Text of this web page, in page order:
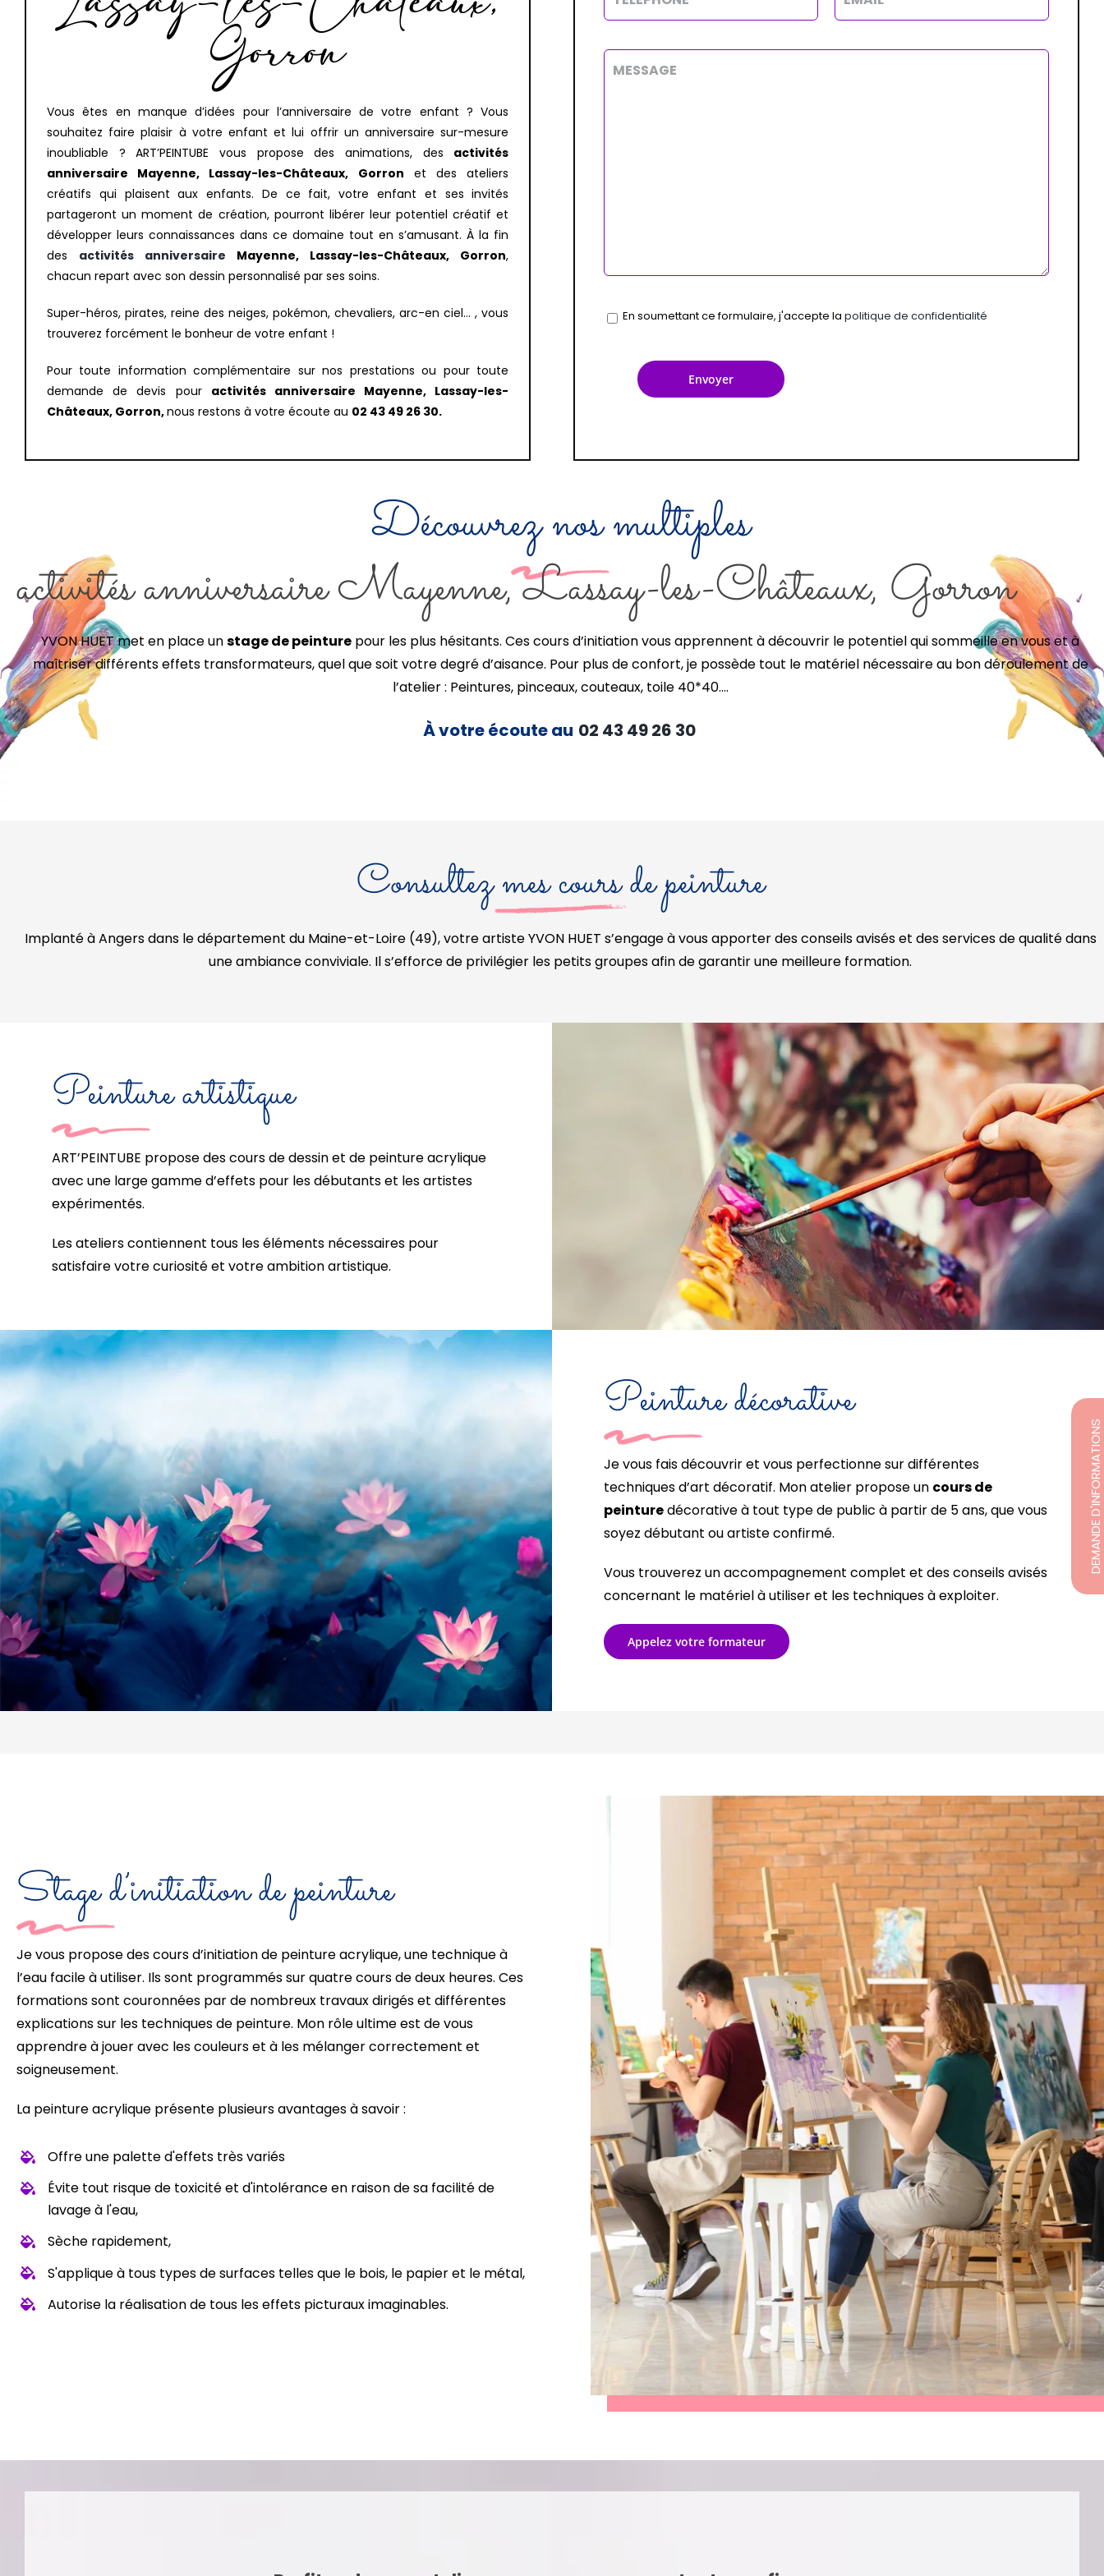
Gorron
Vous êtes en manque d’idées pour l’anniversaire de votre enfant ? Vous
souhaitez faire plaisir à votre enfant et lui offrir un anniversaire sur-mesure
inoubliable ? ART’PEINTUBE vous propose des animations, des activités
anniversaire Mayenne, Lassay-les-Châteaux, Gorron et des ateliers
créatifs qui plaisent aux enfants. De ce fait, votre enfant et ses invités
partageront un moment de création, pourront libérer leur potentiel créatif et
développer leurs connaissances dans ce domaine tout en s’amusant. À la fin
des activités anniversaire Mayenne, Lassay-les-Châteaux, Gorron,
chacun repart avec son dessin personnalisé par ses soins.
Super-héros, pirates, reine des neiges, pokémon, chevaliers, arc-en ciel… , vous
trouverez forcément le bonheur de votre enfant !
Pour toute information complémentaire sur nos prestations ou pour toute
demande de devis pour activités anniversaire Mayenne, Lassay-les-
Châteaux, Gorron,nous restons à votre écoute au 02 43 49 26 30.
En soumettant ce formulaire, j'accepte la politique de confidentialité
Découvrez nos multiples
activités anniversaire Mayenne, Lassay-les-Châteaux, Gorron
YVON HUET met en place unstage de peinture pour les plus hésitants. Ces cours d’initiation vous apprennent à découvrir le potentiel qui sommeille en vous et à
maîtriser différents effets transformateurs, quel que soit votre degré d’aisance. Pour plus de confort, je possède tout le matériel nécessaire au bon déroulement de
l’atelier : Peintures, pinceaux, couteaux, toile 40*40….
À votre écoute au 02 43 49 26 30
Consultez mes cours de peinture
Implanté à Angers dans le département du Maine-et-Loire (49), votre artiste YVON HUET s’engage à vous apporter des conseils avisés et des services de qualité dans
une ambiance conviviale. Il s’efforce de privilégier les petits groupes afin de garantir une meilleure formation.
Peinture artistique
ART’PEINTUBE propose des cours de dessin et de peinture acrylique
avec une large gamme d’effets pour les débutants et les artistes
expérimentés.
Les ateliers contiennent tous les éléments nécessaires pour
satisfaire votre curiosité et votre ambition artistique.
Peinture décorative
Je vous fais découvrir et vous perfectionne sur différentes
techniques d’art décoratif. Mon atelier propose un cours de
peinturedécorative à tout type de public à partir de 5 ans, que vous
soyez débutant ou artiste confirmé.
Vous trouverez un accompagnement complet et des conseils avisés
concernant le matériel à utiliser et les techniques à exploiter.
Appelez votre formateur
Stage d’initiation de peinture
Je vous propose des cours d’initiation de peinture acrylique, une technique à
l’eau facile à utiliser. Ils sont programmés sur quatre cours de deux heures. Ces
formations sont couronnées par de nombreux travaux dirigés et différentes
explications sur les techniques de peinture. Mon rôle ultime est de vous
apprendre à jouer avec les couleurs et à les mélanger correctement et
soigneusement.
La peinture acrylique présente plusieurs avantages à savoir :
Offre une palette d'effets très variés
Évite tout risque de toxicité et d'intolérance en raison de sa facilité de
lavage à l'eau,
Sèche rapidement,
S'applique à tous types de surfaces telles que le bois, le papier et le métal,
Autorise la réalisation de tous les effets picturaux imaginables.
DEMANDE D'INFORMATIONS